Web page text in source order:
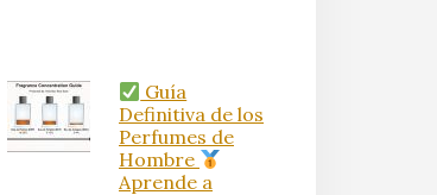
Guía
Definitiva de los
Perfumes de
Hombre
Aprende a